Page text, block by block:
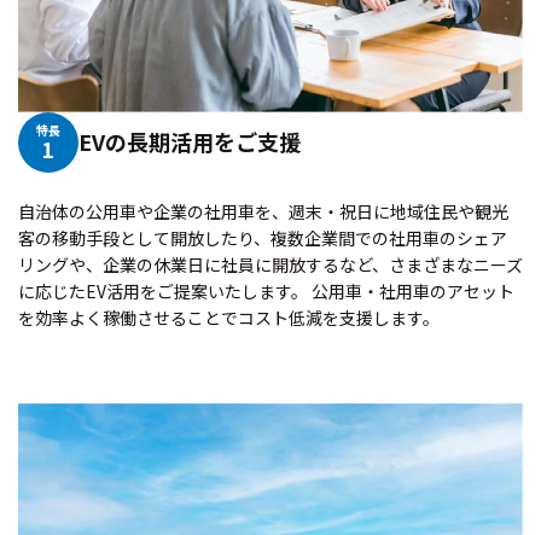
特長
1 EVの長期活用をご支援
自治体の公用車や企業の社用車を、週末・祝日に地域住民や観光
客の移動手段として開放したり、複数企業間での社用車のシェア
リングや、企業の休業日に社員に開放するなど、さまざまなニーズ
に応じたEV活用をご提案いたします。 公用車・社用車のアセット
を効率よく稼働させることでコスト低減を支援します。